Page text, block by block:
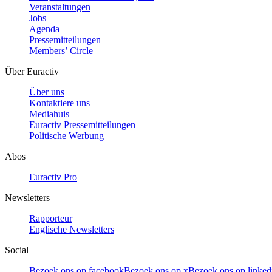
Veranstaltungen
Jobs
Agenda
Pressemitteilungen
Members’ Circle
Über Euractiv
Über uns
Kontaktiere uns
Mediahuis
Euractiv Pressemitteilungen
Politische Werbung
Abos
Euractiv Pro
Newsletters
Rapporteur
Englische Newsletters
Social